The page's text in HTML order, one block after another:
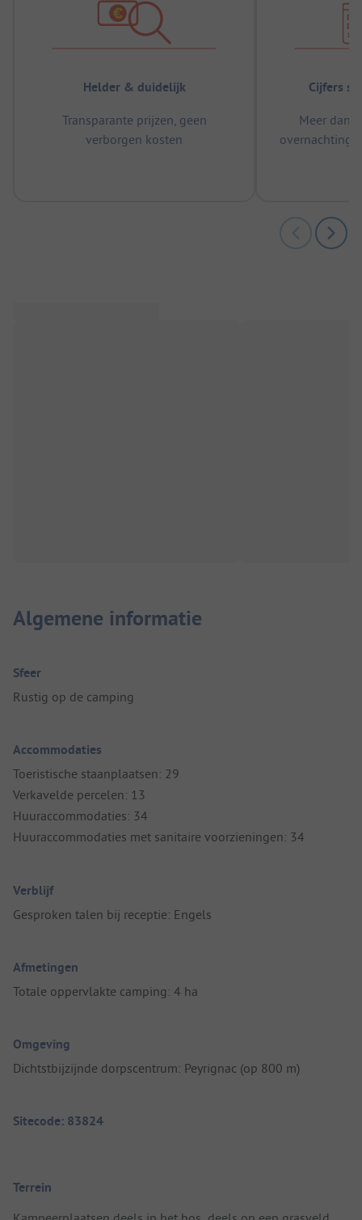
Helder & duidelijk
Transparante prijzen, geen
verborgen kosten
Cijfers
Meer dan
Algemene informatie
Sfeer
Rustig op de camping
Accommodaties
Toeristische staanplaatsen: 29
Verkavelde percelen: 13
Huuraccommodaties: 34
Huuraccommodaties met sanitaire voorzieningen: 34
Verblijf
Gesproken talen bij receptie: Engels
Afmetingen
Totale oppervlakte camping: 4 ha
Omgeving
Dichtstbijzijnde dorpscentrum: Peyrignac (op 800 m)
Sitecode: 83824
Terrein